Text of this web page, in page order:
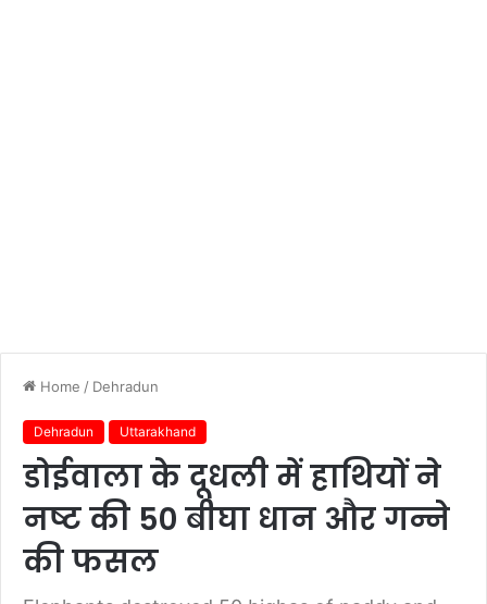
Home / Dehradun
Dehradun Uttarakhand
डोईवाला के दूधली में हाथियों ने
नष्ट की 50 बीघा धान और गन्ने
की फसल